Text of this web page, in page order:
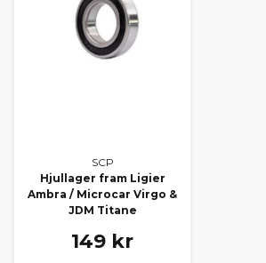
SCP
Hjullager fram Ligier
Ambra / Microcar Virgo &
JDM Titane
149 kr